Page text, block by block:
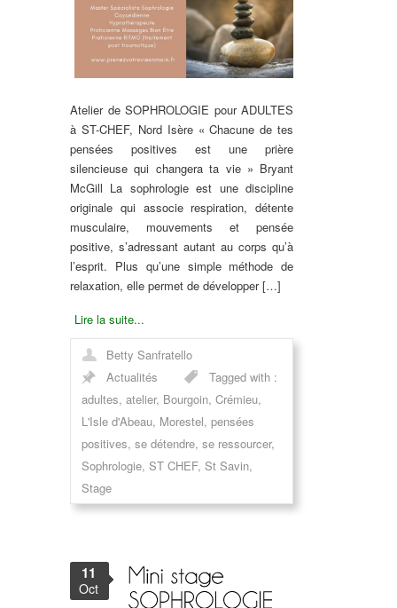
Atelier de SOPHROLOGIE pour ADULTES
à ST-CHEF, Nord Isère « Chacune de tes
pensées positives est une prière
silencieuse qui changera ta vie » Bryant
McGill La sophrologie est une discipline
originale qui associe respiration, détente
musculaire, mouvements et pensée
positive, s’adressant autant au corps qu’à
l’esprit. Plus qu’une simple méthode de
relaxation, elle permet de développer […]
Lire la suite...
Betty Sanfratello
Actualités
Tagged with :
adultes, atelier, Bourgoin, Crémieu,
L'Isle d'Abeau, Morestel, pensées
positives, se détendre, se ressourcer,
Sophrologie, ST CHEF, St Savin,
Stage
11
Oct